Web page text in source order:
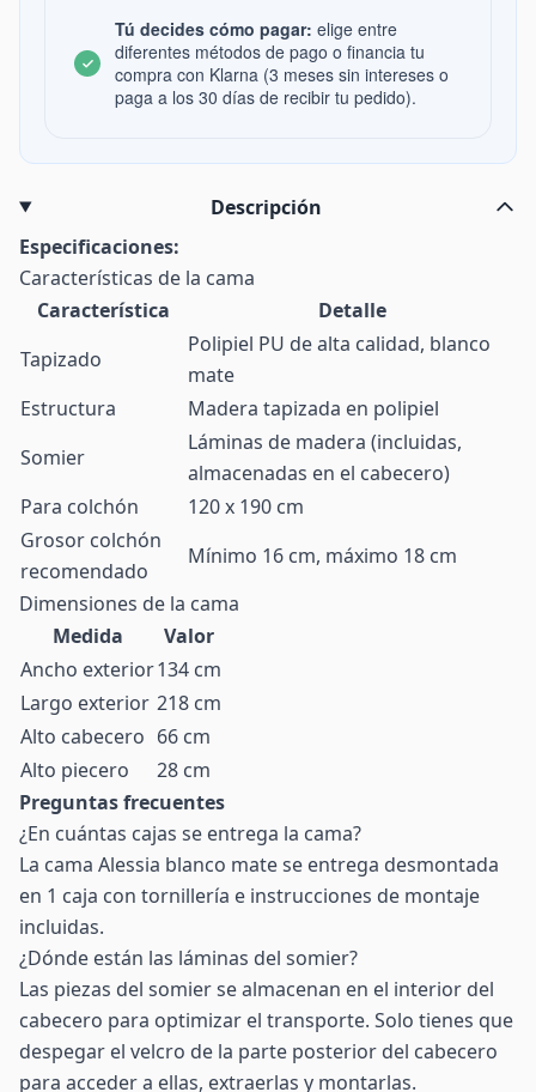
Tú decides cómo pagar: elige entre
diferentes métodos de pago o financia tu
compra con Klarna (3 meses sin intereses o
paga a los 30 días de recibir tu pedido).
Descripción
Especificaciones:
Características de la cama
Característica
Detalle
Tapizado
Polipiel PU de alta calidad, blanco
mate
Estructura
Madera tapizada en polipiel
Somier
Láminas de madera (incluidas,
almacenadas en el cabecero)
Para colchón
120 x 190 cm
Grosor colchón
recomendado
Mínimo 16 cm, máximo 18 cm
Dimensiones de la cama
Medida
Valor
Ancho exterior134 cm
Largo exterior 218 cm
Alto cabecero 66 cm
Alto piecero
28 cm
Preguntas frecuentes
¿En cuántas cajas se entrega la cama?
La cama Alessia blanco mate se entrega desmontada
en 1 caja con tornillería e instrucciones de montaje
incluidas.
¿Dónde están las láminas del somier?
Las piezas del somier se almacenan en el interior del
cabecero para optimizar el transporte. Solo tienes que
despegar el velcro de la parte posterior del cabecero
para acceder a ellas, extraerlas y montarlas.